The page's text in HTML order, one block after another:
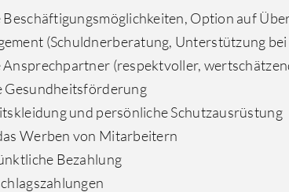
Option auf
(Schuldnerberatung, Unterstützung
Ansprechpartner (respektvoller,
Gesundheitsförderung
und persönliche Schutzausrüstung
Werben von Mitarbeitern
Bezahlung